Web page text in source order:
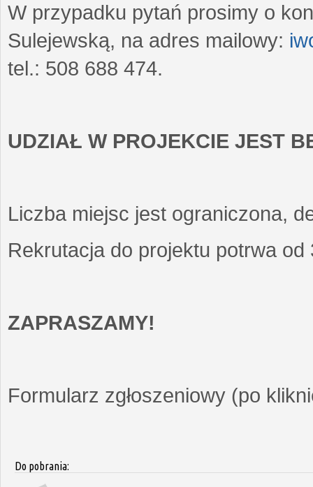
W przypadku pytań prosimy o
Sulejewską, na adres mailowy:
tel.: 508 688 474.
UDZIAŁ W PROJEKCIE JEST
Liczba miejsc jest ograniczona,
Rekrutacja do projektu potrwa
ZAPRASZAMY!
Formularz zgłoszeniowy (po
Do pobrania: